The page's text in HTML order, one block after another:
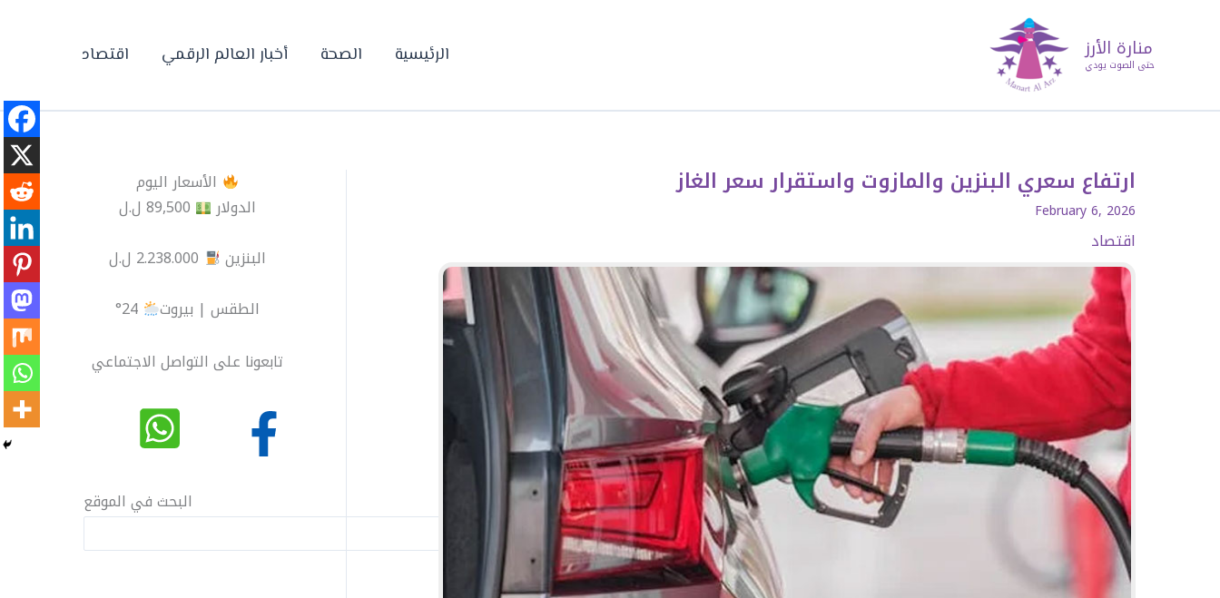
اقتصاد أخبار العالم الرقمي الصحة الرئيسية منارة الأرز
حتى الصوت يودي
الأسعار اليوم
الدولار
البنزين
الطقس | بيروت
تابعونا على التواصل الاجتماعي
البحث في الموقع
ارتفاع سعري البنزين والمازوت واستقرار سعر الغاز
February 6, 2026
اقتصاد